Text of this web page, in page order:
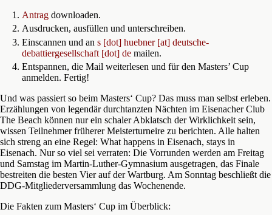
Antragdownloaden.
Ausdrucken, ausfüllen und unterschreiben.
Einscannen und an s [dot] huebner [at] deutsche-
debattiergesellschaft [dot] demailen.
Entspannen, die Mail weiterlesen und für den Masters’ Cup
anmelden. Fertig!
Und was passiert so beim Masters‘ Cup? Das muss man selbst erleben.
Erzählungen von legendär durchtanzten Nächten im Eisenacher Club
The Beach können nur ein schaler Abklatsch der Wirklichkeit sein,
wissen Teilnehmer früherer Meisterturneire zu berichten. Alle halten
sich streng an eine Regel: What happens in Eisenach, stays in
Eisenach. Nur so viel sei verraten: Die Vorrunden werden am Freitag
und Samstag im Martin-Luther-Gymnasium ausgetragen, das Finale
bestreiten die besten Vier auf der Wartburg. Am Sonntag beschließt die
DDG-Mitgliederversammlung das Wochenende.
Die Fakten zum Masters‘ Cup im Überblick: